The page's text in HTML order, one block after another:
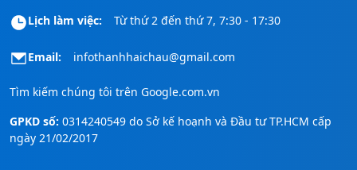
Lịch làm việc: Từ thứ 2 đến thứ 7, 7:30 - 17:30
Email: infothanhhaichau@gmail.com
Tìm kiếm chúng tôi trên Google.com.vn
GPKD số: 0314240549 do Sở kế hoạnh và Đầu tư TP.HCM cấp
ngày 21/02/2017